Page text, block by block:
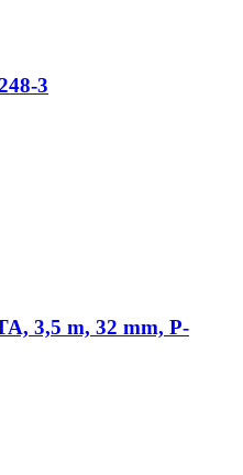
3
3,5 m, 32 mm, P-